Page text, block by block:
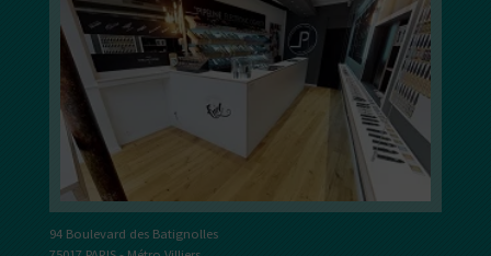
94 Boulevard des Batignolles